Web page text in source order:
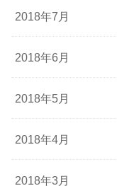
2018年7月
2018年6月
2018年5月
2018年4月
2018年3月